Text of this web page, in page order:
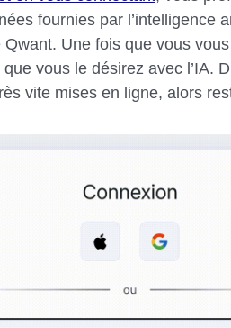
fournies par l’intelligence
Qwant. Une fois que vous
que vous le désirez avec l’IA.
vite mises en ligne, alors